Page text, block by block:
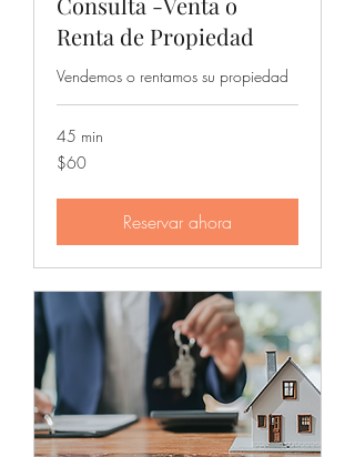
Renta de Propiedad
Vendemos o rentamos su propiedad
45 min
60
dólares
$60
Reservar ahora